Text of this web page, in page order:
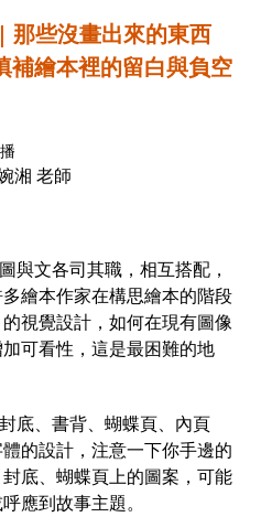
那些沒畫出來的東西
繪本裡的留白與負空
湘 老師
與文各司其職，相互搭配，
繪本作家在構思繪本的階段
視覺設計，如何在現有圖像
可看性，這是最困難的地
底、書背、蝴蝶頁、內頁
的設計，注意一下你手邊的
底、蝴蝶頁上的圖案，可能
應到故事主題。